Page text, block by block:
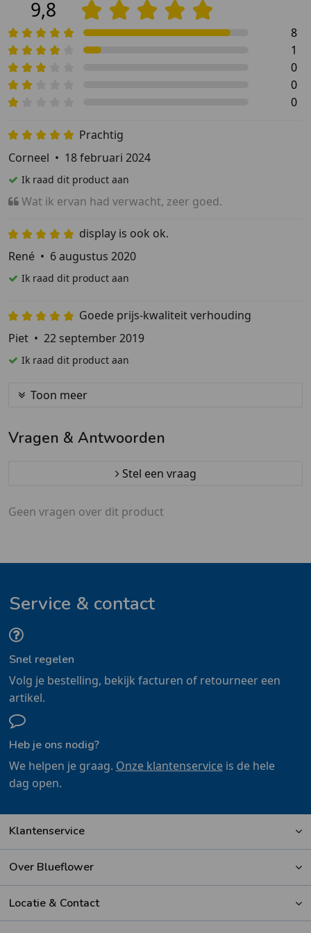
9,8
8
1
0
0
0
Prachtig
Corneel • 18 februari 2024
Ik raad dit product aan
Wat ik ervan had verwacht, zeer goed.
display is ook ok.
René • 6 augustus 2020
Ik raad dit product aan
Goede prijs-kwaliteit verhouding
Piet • 22 september 2019
Ik raad dit product aan
Toon meer
Vragen & Antwoorden
Stel een vraag
Geen vragen over dit product
Service & contact
Snel regelen
Volg je bestelling, bekijk facturen of retourneer een
artikel.
Heb je ons nodig?
We helpen je graag. Onze klantenserviceis de hele
dag open.
Klantenservice
Over Blueflower
Locatie & Contact